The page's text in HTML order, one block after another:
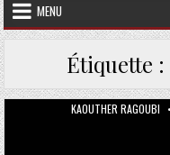
MENU
Étiquette :
AUTHOR:
KAOUTHER RAGOUBI